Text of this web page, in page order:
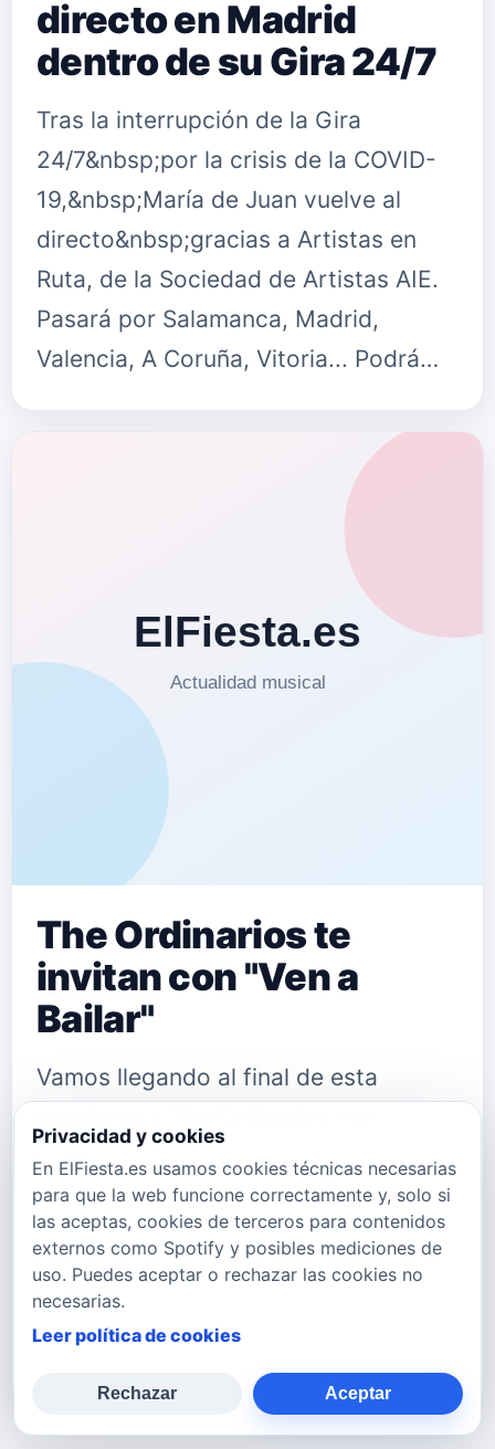
directo en Madrid
dentro de su Gira 24/7
Tras la interrupción de la Gira
24/7&nbsp;por la crisis de la COVID-
19,&nbsp;María de Juan vuelve al
directo&nbsp;gracias a Artistas en
Ruta, de la Sociedad de Artistas AIE.
Pasará por Salamanca, Madrid,
Valencia, A Coruña, Vitoria... Podrá…
The Ordinarios te
invitan con "Ven a
Bailar"
Vamos llegando al final de esta
preparándote para que cuando
acaben "todas" las restricciones,
tengas tu cuerpazo "ready" para
disfrutar bailando todos juntos con su
nuevo tema "VEN A BAILAR" que, tal
como oiré…
Privacidad y cookies
En ElFiesta.es usamos cookies técnicas necesarias
para que la web funcione correctamente y, solo si
las aceptas, cookies de terceros para contenidos
externos como Spotify y posibles mediciones de
uso. Puedes aceptar o rechazar las cookies no
necesarias.
Leer política de cookies
Rechazar Aceptar